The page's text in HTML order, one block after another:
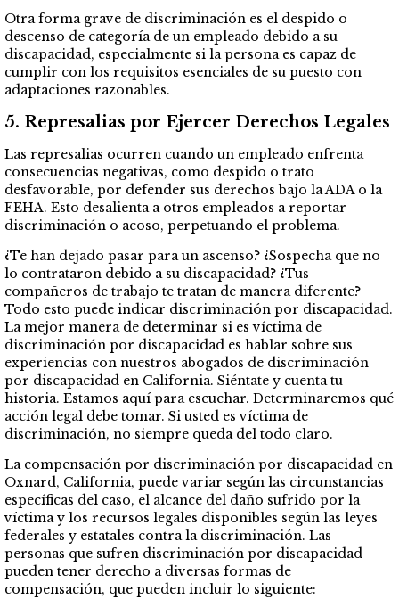
Otra forma grave de discriminación es el despido o
descenso de categoría de un empleado debido a su
discapacidad, especialmente si la persona es capaz de
cumplir con los requisitos esenciales de su puesto con
adaptaciones razonables.
5. Represalias por Ejercer Derechos Legales
Las represalias ocurren cuando un empleado enfrenta
consecuencias negativas, como despido o trato
desfavorable, por defender sus derechos bajo la ADA o la
FEHA. Esto desalienta a otros empleados a reportar
discriminación o acoso, perpetuando el problema.
¿Te han dejado pasar para un ascenso? ¿Sospecha que no
lo contrataron debido a su discapacidad? ¿Tus
compañeros de trabajo te tratan de manera diferente?
Todo esto puede indicar discriminación por discapacidad.
La mejor manera de determinar si es víctima de
discriminación por discapacidad es hablar sobre sus
experiencias con nuestros abogados de discriminación
por discapacidad en California. Siéntate y cuenta tu
historia. Estamos aquí para escuchar. Determinaremos qué
acción legal debe tomar. Si usted es víctima de
discriminación, no siempre queda del todo claro.
La compensación por discriminación por discapacidad en
Oxnard, California, puede variar según las circunstancias
específicas del caso, el alcance del daño sufrido por la
víctima y los recursos legales disponibles según las leyes
federales y estatales contra la discriminación. Las
personas que sufren discriminación por discapacidad
pueden tener derecho a diversas formas de
compensación, que pueden incluir lo siguiente: